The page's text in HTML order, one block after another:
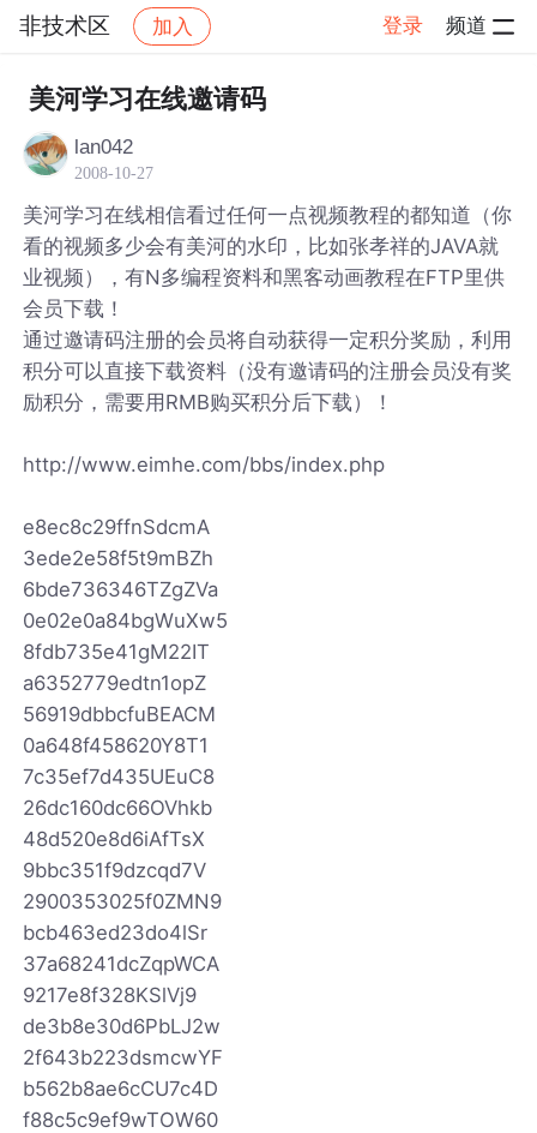
非技术区 加入 登录 频道
社区 非技术区 帖子详情
美河学习在线邀请码
lan042
2008-10-27
美河学习在线相信看过任何一点视频教程的都知道（你
看的视频多少会有美河的水印，比如张孝祥的JAVA就
业视频），有N多编程资料和黑客动画教程在FTP里供
会员下载！
通过邀请码注册的会员将自动获得一定积分奖励，利用
积分可以直接下载资料（没有邀请码的注册会员没有奖
励积分，需要用RMB购买积分后下载）！
http://www.eimhe.com/bbs/index.php
e8ec8c29ffnSdcmA
3ede2e58f5t9mBZh
6bde736346TZgZVa
0e02e0a84bgWuXw5
8fdb735e41gM22IT
a6352779edtn1opZ
56919dbbcfuBEACM
0a648f458620Y8T1
7c35ef7d435UEuC8
26dc160dc66OVhkb
48d520e8d6iAfTsX
9bbc351f9dzcqd7V
2900353025f0ZMN9
bcb463ed23do4lSr
37a68241dcZqpWCA
9217e8f328KSlVj9
de3b8e30d6PbLJ2w
2f643b223dsmcwYF
b562b8ae6cCU7c4D
f88c5c9ef9wTOW60